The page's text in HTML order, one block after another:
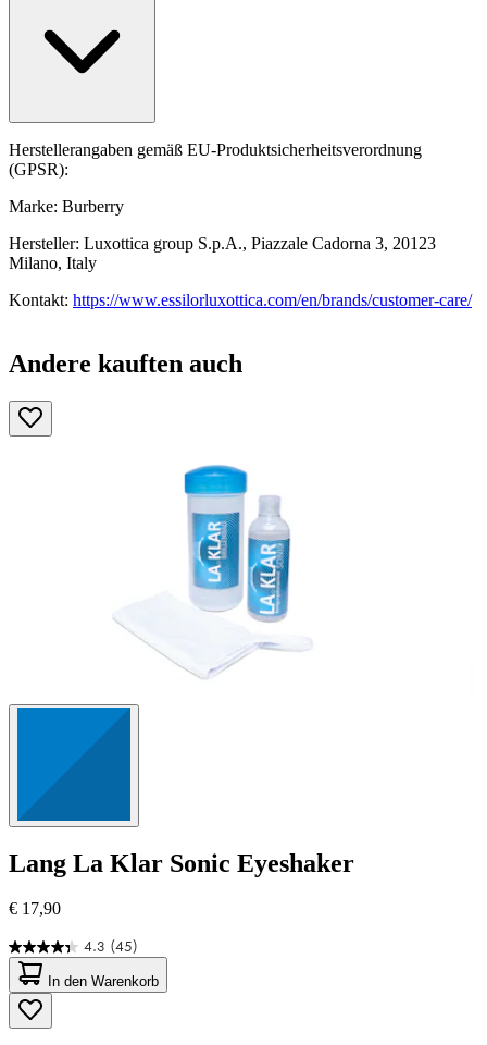
Herstellerangaben gemäß EU-Produktsicherheitsverordnung
(GPSR):
Marke: Burberry
Hersteller: Luxottica group S.p.A., Piazzale Cadorna 3, 20123
Milano, Italy
Kontakt: https://www.essilorluxottica.com/en/brands/customer-care/
Andere kauften auch
Lang La Klar Sonic Eyeshaker
€ 17,90
4.3 (45)
4.3
von
5
Sternen.
45
In den Warenkorb